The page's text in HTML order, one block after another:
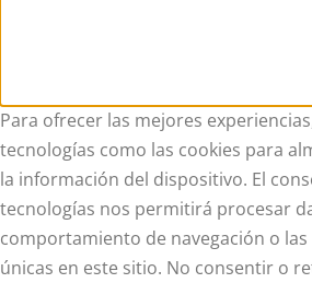
Para ofrecer las mejores
tecnologías como las cookies para
la información del dispositivo. El
tecnologías nos permitirá procesar
comportamiento de navegación o
únicas en este sitio. No consentir o